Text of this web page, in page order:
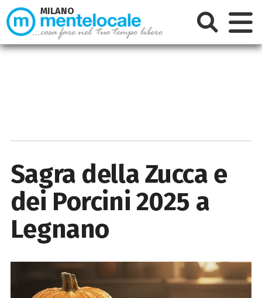
Sagra della Zucca e
dei Porcini 2025 a
Legnano
MILANO